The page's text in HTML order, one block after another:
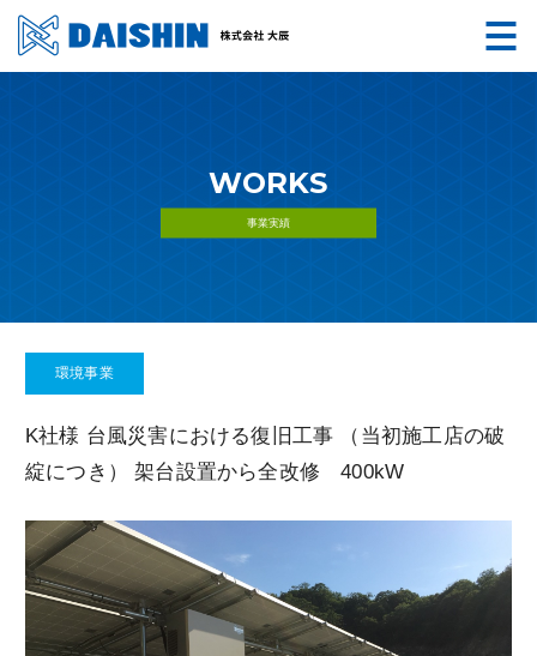
WORKS
事業実績
環境事業
K社様 台風災害における復旧工事 （当初施工店の破
綻につき） 架台設置から全改修 400kW